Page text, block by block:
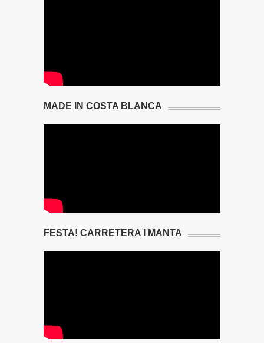
MADE IN COSTA BLANCA
FESTA! CARRETERA I MANTA